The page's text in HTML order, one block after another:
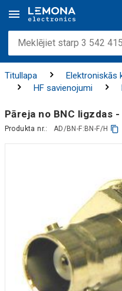
Titullapa Elektroniskās
HF savienojumi
Pāreja no BNC ligzdas
Produkta nr.: AD/BN-F:BN-F/H